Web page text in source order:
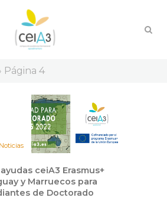
Página 4
Noticias
ceiA3 Erasmus+
y Marruecos para
de Doctorado